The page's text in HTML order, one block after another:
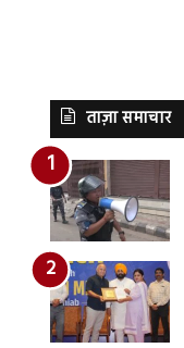
ताज़ा समाचार